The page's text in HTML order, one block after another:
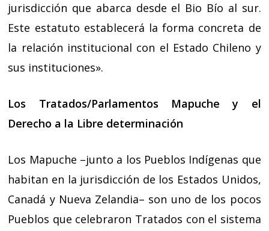
jurisdicción que abarca desde el Bio Bío al sur.
Este estatuto establecerá la forma concreta de
la relación institucional con el Estado Chileno y
sus instituciones».
Los Tratados/Parlamentos Mapuche y el
Derecho a la Libre determinación
Los Mapuche –junto a los Pueblos Indígenas que
habitan en la jurisdicción de los Estados Unidos,
Canadá y Nueva Zelandia– son uno de los pocos
Pueblos que celebraron Tratados con el sistema